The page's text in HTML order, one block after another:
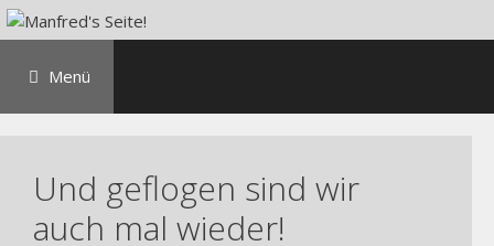
Zum
Inhalt
Menü
Und geflogen sind wir
auch mal wieder!